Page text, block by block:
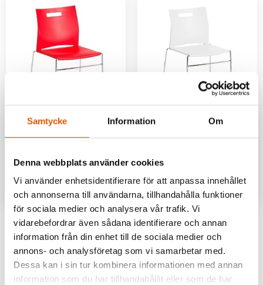
Samtycke Information Om
Denna webbplats använder cookies
Vi använder enhetsidentifierare för att anpassa innehållet
och annonserna till användarna, tillhandahålla funktioner
för sociala medier och analysera vår trafik. Vi
vidarebefordrar även sådana identifierare och annan
information från din enhet till de sociala medier och
annons- och analysföretag som vi samarbetar med.
Dessa kan i sin tur kombinera informationen med annan
information som du har tillhandahållit eller som de har
933kr
I lager
933
I lager